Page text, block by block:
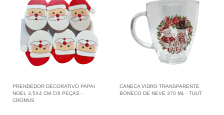
PRENDEDOR DECORATIVO PAPAI
NOEL 3,5X4 CM C/6 PEÇAS -
CROMUS
CANECA VIDRO TRANSPARENTE
BONECO DE NEVE 370 ML - TUUT